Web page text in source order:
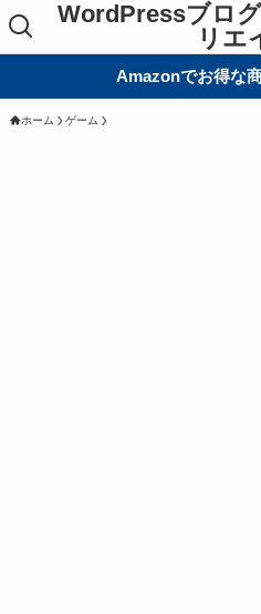
WordPressブロ
リエ
Amazonでお得な
ホーム ゲーム